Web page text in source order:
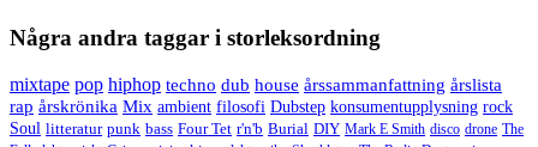
Några andra taggar i storleksordning
mixtape pop hiphop techno dub house årssammanfattning årslista
rap årskrönika Mix ambient filosofi Dubstep konsumentupplysning rock
Soul litteratur punk bass Four Tet r'n'b Burial DIY Mark E Smith disco drone The